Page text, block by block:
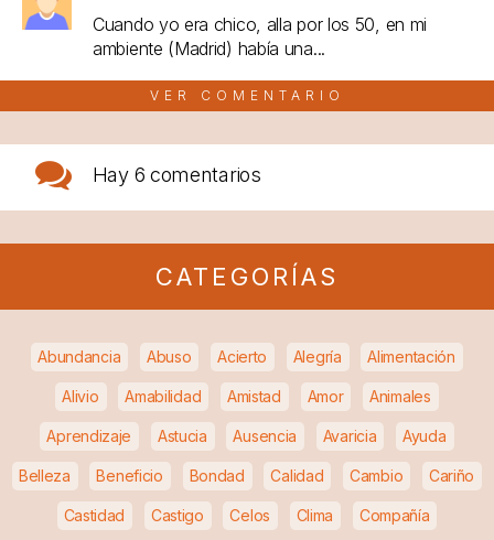
Cuando yo era chico, alla por los 50, en mi
ambiente (Madrid) había una...
VER COMENTARIO
Hay 6 comentarios
CATEGORÍAS
Abundancia Abuso Acierto Alegría Alimentación
Alivio Amabilidad Amistad Amor Animales
Aprendizaje Astucia Ausencia Avaricia Ayuda
Belleza Beneficio Bondad Calidad Cambio Cariño
Castidad Castigo Celos Clima Compañía